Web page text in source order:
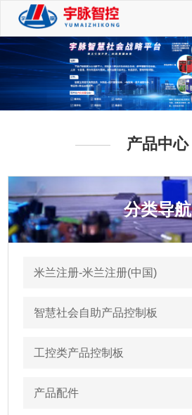
产品中心
分类导航
米兰注册-米兰注册(中国)
智慧社会自助产品控制板
工控类产品控制板
产品配件